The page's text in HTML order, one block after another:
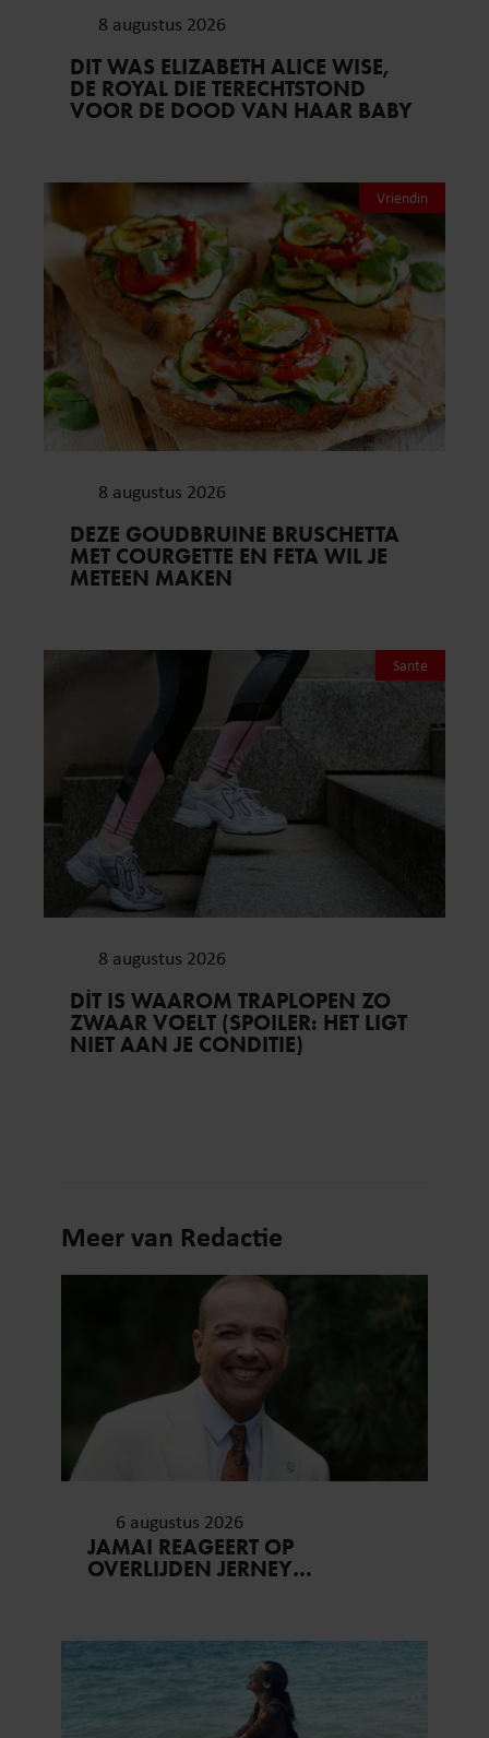
8 augustus 2026
DIT WAS ELIZABETH ALICE WISE,
DE ROYAL DIE TERECHTSTOND
VOOR DE DOOD VAN HAAR BABY
Vriendin
8 augustus 2026
DEZE GOUDBRUINE BRUSCHETTA
MET COURGETTE EN FETA WIL JE
METEEN MAKEN
Sante
8 augustus 2026
DÍT IS WAAROM TRAPLOPEN ZO
ZWAAR VOELT (SPOILER: HET LIGT
NIET AAN JE CONDITIE)
Meer van Redactie
6 augustus 2026
JAMAI REAGEERT OP
OVERLIJDEN JERNEY
VERGETEN’